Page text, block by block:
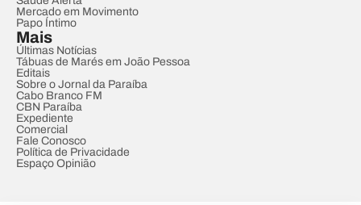
Mercado em Movimento
Papo Íntimo
Mais
Últimas Notícias
Tábuas de Marés em João Pessoa
Editais
Sobre o Jornal da Paraíba
Cabo Branco FM
CBN Paraíba
Expediente
Comercial
Fale Conosco
Política de Privacidade
Espaço Opinião